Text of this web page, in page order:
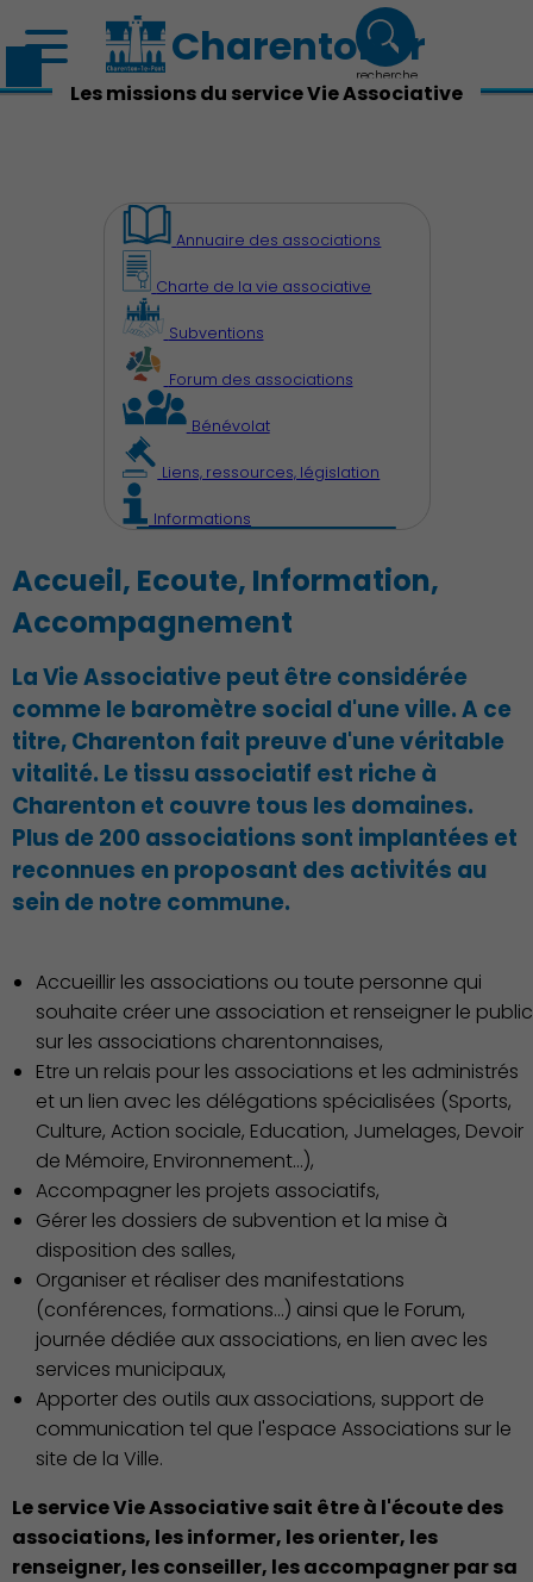
Découvrir Charenton
Démocratie locale
Famille
Action Sociale Solidarité
Charenton.fr
recherche
Les missions du service Vie Associative
Annuaire des associations
Charte de la vie associative
Subventions
Forum des associations
Bénévolat
Liens, ressources, législation
Informations
Accueil, Ecoute, Information,
Accompagnement
La Vie Associative peut être considérée
comme le baromètre social d'une ville. A ce
titre, Charenton fait preuve d'une véritable
vitalité. Le tissu associatif est riche à
Charenton et couvre tous les domaines.
Plus de 200 associations sont implantées et
reconnues en proposant des activités au
sein de notre commune.
Accueillir les associations ou toute personne qui
souhaite créer une association et renseigner le public
sur les associations charentonnaises,
Etre un relais pour les associations et les administrés
et un lien avec les délégations spécialisées (Sports,
Culture, Action sociale, Education, Jumelages, Devoir
de Mémoire, Environnement…),
Accompagner les projets associatifs,
Gérer les dossiers de subvention et la mise à
disposition des salles,
Organiser et réaliser des manifestations
(conférences, formations…) ainsi que le Forum,
journée dédiée aux associations, en lien avec les
services municipaux,
Apporter des outils aux associations, support de
communication tel que l'espace Associations sur le
site de la Ville.
Le service Vie Associative sait être à l'écoute des
associations, les informer, les orienter, les
renseigner, les conseiller, les accompagner par sa